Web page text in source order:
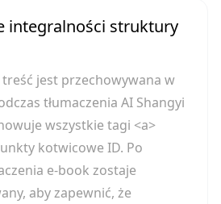
integralności struktury
treść jest przechowywana w
tłumaczenia AI Shangyi
wszystkie tagi <a>
kotwicowe ID. Po
e-book zostaje
aby zapewnić, że